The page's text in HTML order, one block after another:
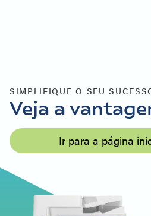
SIMPLIFIQUE O SEU
Veja a
Ir para a página